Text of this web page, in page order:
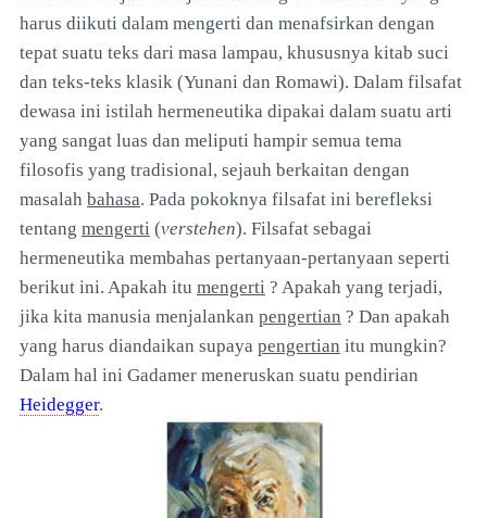
harus diikuti dalam mengerti dan menafsirkan dengan
tepat suatu teks dari masa lampau, khususnya kitab suci
dan teks-teks klasik (Yunani dan Romawi). Dalam filsafat
dewasa ini istilah hermeneutika dipakai dalam suatu arti
yang sangat luas dan meliputi hampir semua tema
filosofis yang tradisional, sejauh berkaitan dengan
masalah bahasa. Pada pokoknya filsafat ini berefleksi
tentang mengerti (verstehen). Filsafat sebagai
hermeneutika membahas pertanyaan-pertanyaan seperti
berikut ini. Apakah itu mengerti ? Apakah yang terjadi,
jika kita manusia menjalankan pengertian ? Dan apakah
yang harus diandaikan supaya pengertian itu mungkin?
Dalam hal ini Gadamer meneruskan suatu pendirian
Heidegger.